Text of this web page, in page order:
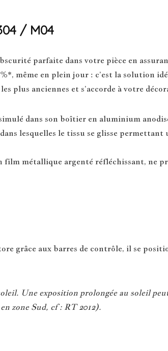
/ M04
parfaite dans votre pièce en
même en plein jour : c’est la solution
plus anciennes et s’accorde à votre
dans son boîtier en aluminium
lesquelles le tissu se glisse
métallique argenté réfléchissant, ne
grâce aux barres de contrôle, il se
Une exposition prolongée au soleil
zone Sud, cf : RT 2012).